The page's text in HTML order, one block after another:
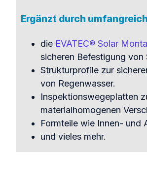
Ergänzt durch
die EVATEC® Solar
sicheren Befestigung von
Strukturprofile zur
von Regenwasser.
Inspektionswegeplatten
materialhomogenen
Formteile wie Innen- und
und vieles mehr.